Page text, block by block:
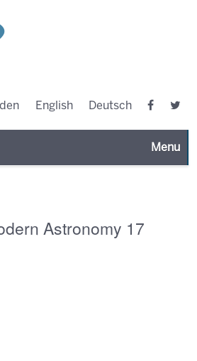
English Deutsch
Toggle
Astronomy 17